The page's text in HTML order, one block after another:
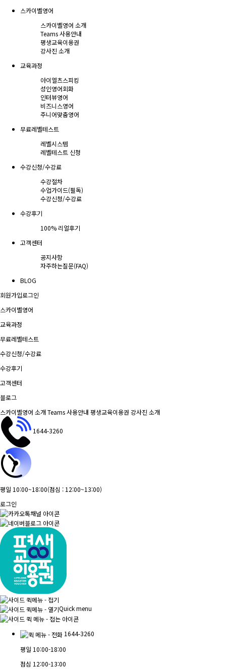
스카이벨영어
스카이벨영어 소개
Teams 사용안내
평생교육이용권
강사진 소개
교육과정
아이엘츠스피킹
성인영어회화
인터뷰영어
비즈니스영어
주니어맞춤영어
무료레벨테스트
레벨시스템
레벨테스트 신청
수강신청/수강료
수강절차
수업가이드(필독)
수강신청/수강료
수강후기
100% 리얼후기
고객센터
공지사항
자주하는질문(FAQ)
BLOG
회원가입로그인
스카이벨영어
교육과정
무료레벨테스트
수강신청/수강료
수강후기
고객센터
블로그
스카이벨영어 소개Teams 사용안내 평생교육이용권 강사진 소개
1644-3260
평일 10:00~18:00(점심 : 12:00~13:00)
로그인
Quick menu
1644-3260
평일 10:00-18:00
점심 12:00-13:00